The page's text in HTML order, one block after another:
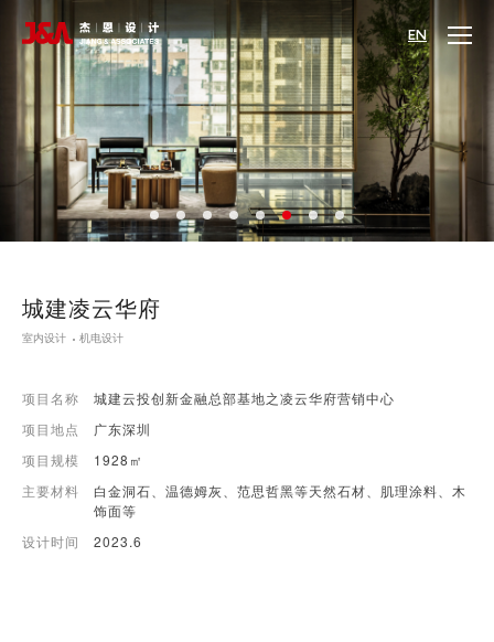
EN
城建凌云华府
室内设计 机电设计
项目名称
城建云投创新金融总部基地之凌云华府营销中心
项目地点
广东深圳
项目规模
1928㎡
主要材料
白金洞石、温德姆灰、范思哲黑等天然石材、肌理涂料、木
饰面等
设计时间
2023.6